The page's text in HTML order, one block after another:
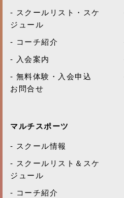
スクールリスト・スケ
ジュール
コーチ紹介
入会案内
無料体験・入会申込
お問合せ
マルチスポーツ
スクール情報
スクールリスト＆スケ
ジュール
コーチ紹介